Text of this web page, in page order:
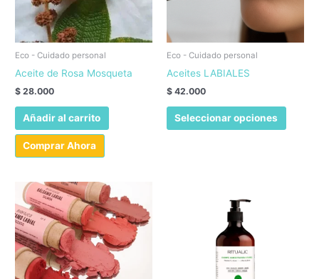
Eco - Cuidado personal
Aceite de Rosa Mosqueta
$ 28.000
Añadir al carrito
Comprar Ahora
Eco - Cuidado personal
Aceites LABIALES
$ 42.000
Seleccionar opciones
Este